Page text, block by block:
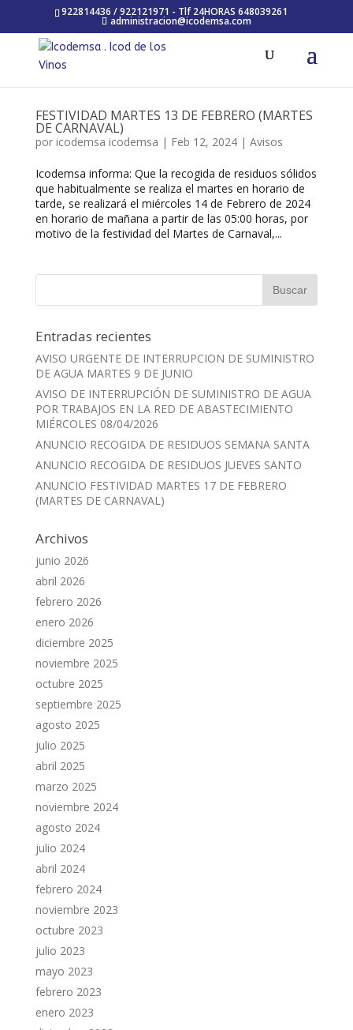
922814436 / 922121971 - Tlf 24HORAS 648039261
administracion@icodemsa.com
FESTIVIDAD MARTES 13 DE FEBRERO (MARTES
DE CARNAVAL)
por icodemsa icodemsa | Feb 12, 2024| Avisos
Icodemsa informa: Que la recogida de residuos sólidos
que habitualmente se realiza el martes en horario de
tarde, se realizará el miércoles 14 de Febrero de 2024
en horario de mañana a partir de las 05:00 horas, por
motivo de la festividad del Martes de Carnaval,...
Entradas recientes
AVISO URGENTE DE INTERRUPCION DE SUMINISTRO
DE AGUA MARTES 9 DE JUNIO
AVISO DE INTERRUPCIÓN DE SUMINISTRO DE AGUA
POR TRABAJOS EN LA RED DE ABASTECIMIENTO
MIÉRCOLES 08/04/2026
ANUNCIO RECOGIDA DE RESIDUOS SEMANA SANTA
ANUNCIO RECOGIDA DE RESIDUOS JUEVES SANTO
ANUNCIO FESTIVIDAD MARTES 17 DE FEBRERO
(MARTES DE CARNAVAL)
Archivos
junio 2026
abril 2026
febrero 2026
enero 2026
diciembre 2025
noviembre 2025
octubre 2025
septiembre 2025
agosto 2025
julio 2025
abril 2025
marzo 2025
noviembre 2024
agosto 2024
julio 2024
abril 2024
febrero 2024
noviembre 2023
octubre 2023
julio 2023
mayo 2023
febrero 2023
enero 2023